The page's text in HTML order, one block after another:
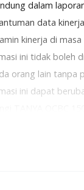
dalam
data
kinerja di
ini tidak boleh
orang lain tanpa
ini dapat